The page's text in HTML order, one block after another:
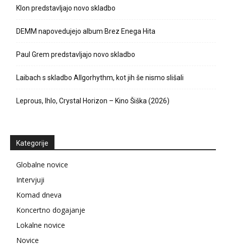
Klon predstavljajo novo skladbo
DEMM napovedujejo album Brez Enega Hita
Paul Grem predstavljajo novo skladbo
Laibach s skladbo Allgorhythm, kot jih še nismo slišali
Leprous, Ihlo, Crystal Horizon – Kino Šiška (2026)
Kategorije
Globalne novice
Intervjuji
Komad dneva
Koncertno dogajanje
Lokalne novice
Novice